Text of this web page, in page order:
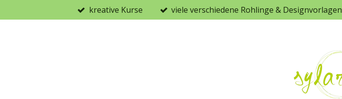
Hauptinhalt
kreative Kurse viele verschiedene Rohlinge & Designvorlagen